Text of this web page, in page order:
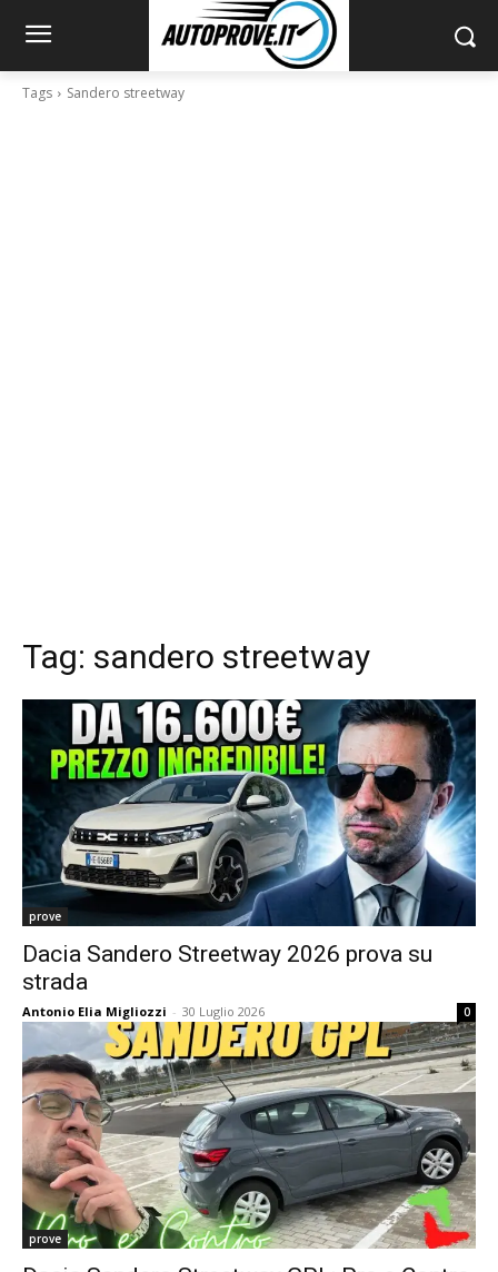
Tags Sandero streetway
Tag: sandero streetway
prove
Dacia Sandero Streetway 2026 prova su
strada
Antonio Elia Migliozzi - 30 Luglio 2026 0
prove